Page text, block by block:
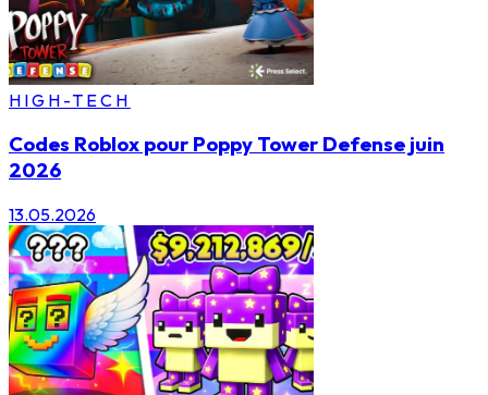
HIGH-TECH
Codes Roblox pour Poppy Tower Defense juin
2026
13.05.2026